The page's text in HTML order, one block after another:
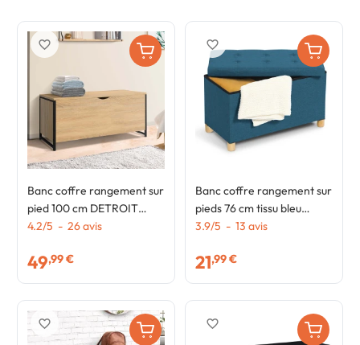
Banc coffre rangement sur
pied 100 cm DETROIT
design industriel
4.2/5 - 26avis
49,99 €
favorite_border
Banc coffre rangement sur
pieds 76 cm tissu bleu
canard
3.9/5 - 13 avis
21,99 €
favorite_border
favorite_border favorite_border